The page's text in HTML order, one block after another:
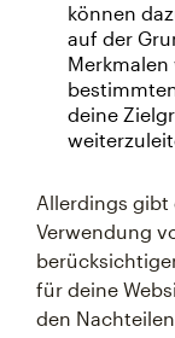
können
auf der
deine
Allerdings gibt
Verwendung
für deine
den